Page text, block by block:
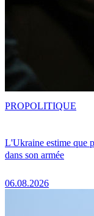
L'Ukraine estime que
dans son armée
06.08.2026
PROPOLITIQUE